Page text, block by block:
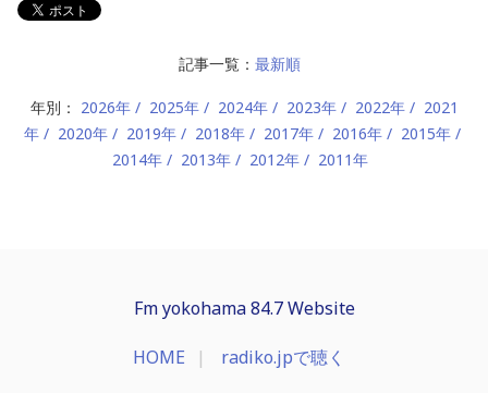
記事一覧： 最新順
年別： 2026年 2025年 2024年 2023年 2022年
2021
年
2020年 2019年 2018年 2017年 2016年
2015年
2014年
2013年 2012年 2011年
Fm yokohama 84.7 Website
HOME radiko.jpで聴く